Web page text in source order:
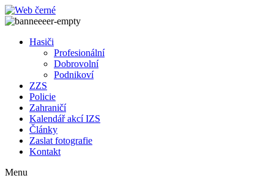
Přejít
k
Hasiči
Profesionální
Dobrovolní
Podnikoví
ZZS
Policie
Zahraničí
Kalendář akcí IZS
Články
Zaslat fotografie
Kontakt
Menu